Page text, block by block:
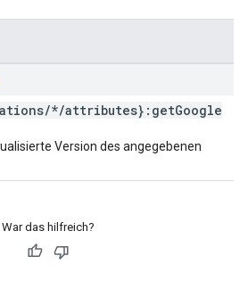
/*/attributes}:getGoogle
Version des angegebenen
War das hilfreich?